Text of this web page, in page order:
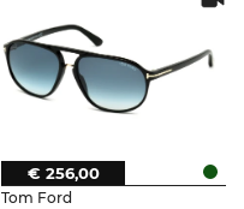
Tom Ford
€ 256,00